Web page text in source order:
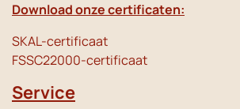
Download onze certificaten:
SKAL-certificaat
FSSC22000-certificaat
Service